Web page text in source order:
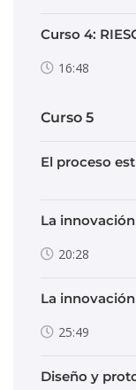
Curso 4:
16:48
Curso 5
El proceso
La
20:28
La
25:49
Diseño y